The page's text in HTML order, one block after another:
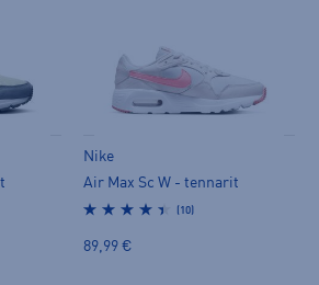
Nike
Air Max Sc W - tennarit
(10)
89,99 €